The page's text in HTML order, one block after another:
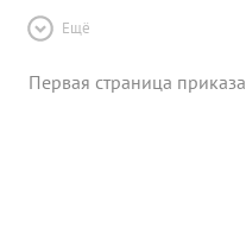
Ещё
Первая страница приказа